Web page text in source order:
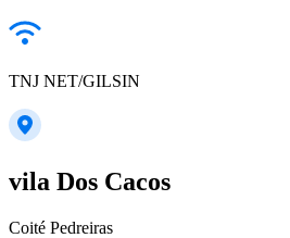
TNJ NET/GILSIN
vila Dos Cacos
Coité Pedreiras